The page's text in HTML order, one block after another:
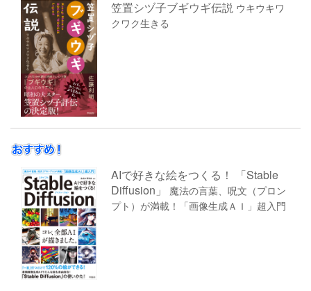
笠置シヅ子ブギウギ伝説 ウキウキワ
クワク生きる
AIで好きな絵をつくる！ 「Stable
Diffusion」
魔法の言葉、呪文（プロン
プト）が満載！「画像生成ＡＩ」超入門